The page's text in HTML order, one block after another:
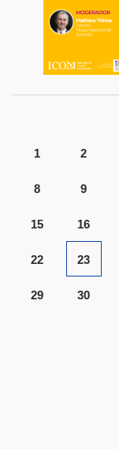
1 2
8 9
15 16
22 23
29 30